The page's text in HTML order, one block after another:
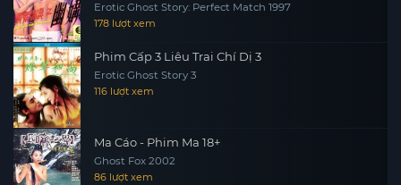
Erotic Ghost Story: Perfect Match 1997
178 lượt xem
Phim Cấp 3 Liêu Trai Chí Dị 3
Erotic Ghost Story 3
116 lượt xem
Ma Cáo - Phim Ma 18+
Ghost Fox 2002
86 lượt xem